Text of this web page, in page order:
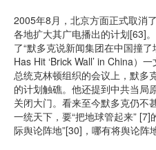
2005年8月，北京方面正式取消
各地扩大其广电播出的计划[63]
了“默多克说新闻集团在中国撞
Has Hit ‘Brick Wall’ in China）
总统克林顿组织的会议上，默多
的计划触礁。他还提到中共当局
关闭大门。看来至今默多克仍不
一统天下，要“把地球管起来”
际舆论阵地”[30]，哪有将舆论阵